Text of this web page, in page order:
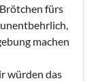
fürs
machen
würden das